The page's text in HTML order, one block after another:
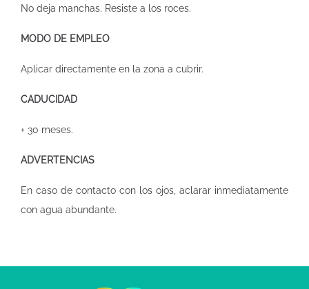
No deja manchas. Resiste a los roces.
MODO DE EMPLEO
Aplicar directamente en la zona a cubrir.
CADUCIDAD
+ 30 meses.
ADVERTENCIAS
En caso de contacto con los ojos, aclarar inmediatamente
con agua abundante.